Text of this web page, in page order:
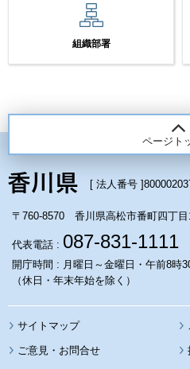
組織部署
ページト
[ 法人番号 ]
〒760-8570 香川県高松市番町四丁目
代表電話 : 087-831-1111
開庁時間 : 月曜日～金曜日・午前8時
（休日・年末年始を除く）
サイトマップ